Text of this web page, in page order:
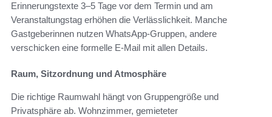
Erinnerungstexte 3–5 Tage vor dem Termin und am
Veranstaltungstag erhöhen die Verlässlichkeit. Manche
Gastgeberinnen nutzen WhatsApp-Gruppen, andere
verschicken eine formelle E‑Mail mit allen Details.
Raum, Sitzordnung und Atmosphäre
Die richtige Raumwahl hängt von Gruppengröße und
Privatsphäre ab. Wohnzimmer, gemieteter